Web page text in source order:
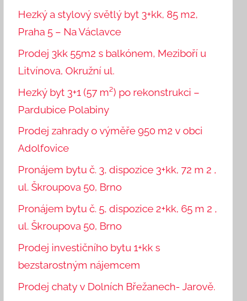
Hezký a stylový světlý byt 3+kk, 85 m2,
Praha 5 – Na Václavce
Prodej 3kk 55m2 s balkónem, Meziboří u
Litvínova, Okružní ul.
Hezký byt 3+1 (57 m²) po rekonstrukci –
Pardubice Polabiny
Prodej zahrady o výměře 950 m2 v obci
Adolfovice
Pronájem bytu č. 3, dispozice 3+kk, 72 m 2 ,
ul. Škroupova 50, Brno
Pronájem bytu č. 5, dispozice 2+kk, 65 m 2 ,
ul. Škroupova 50, Brno
Prodej investičního bytu 1+kk s
bezstarostným nájemcem
Prodej chaty v Dolních Břežanech- Jarově.